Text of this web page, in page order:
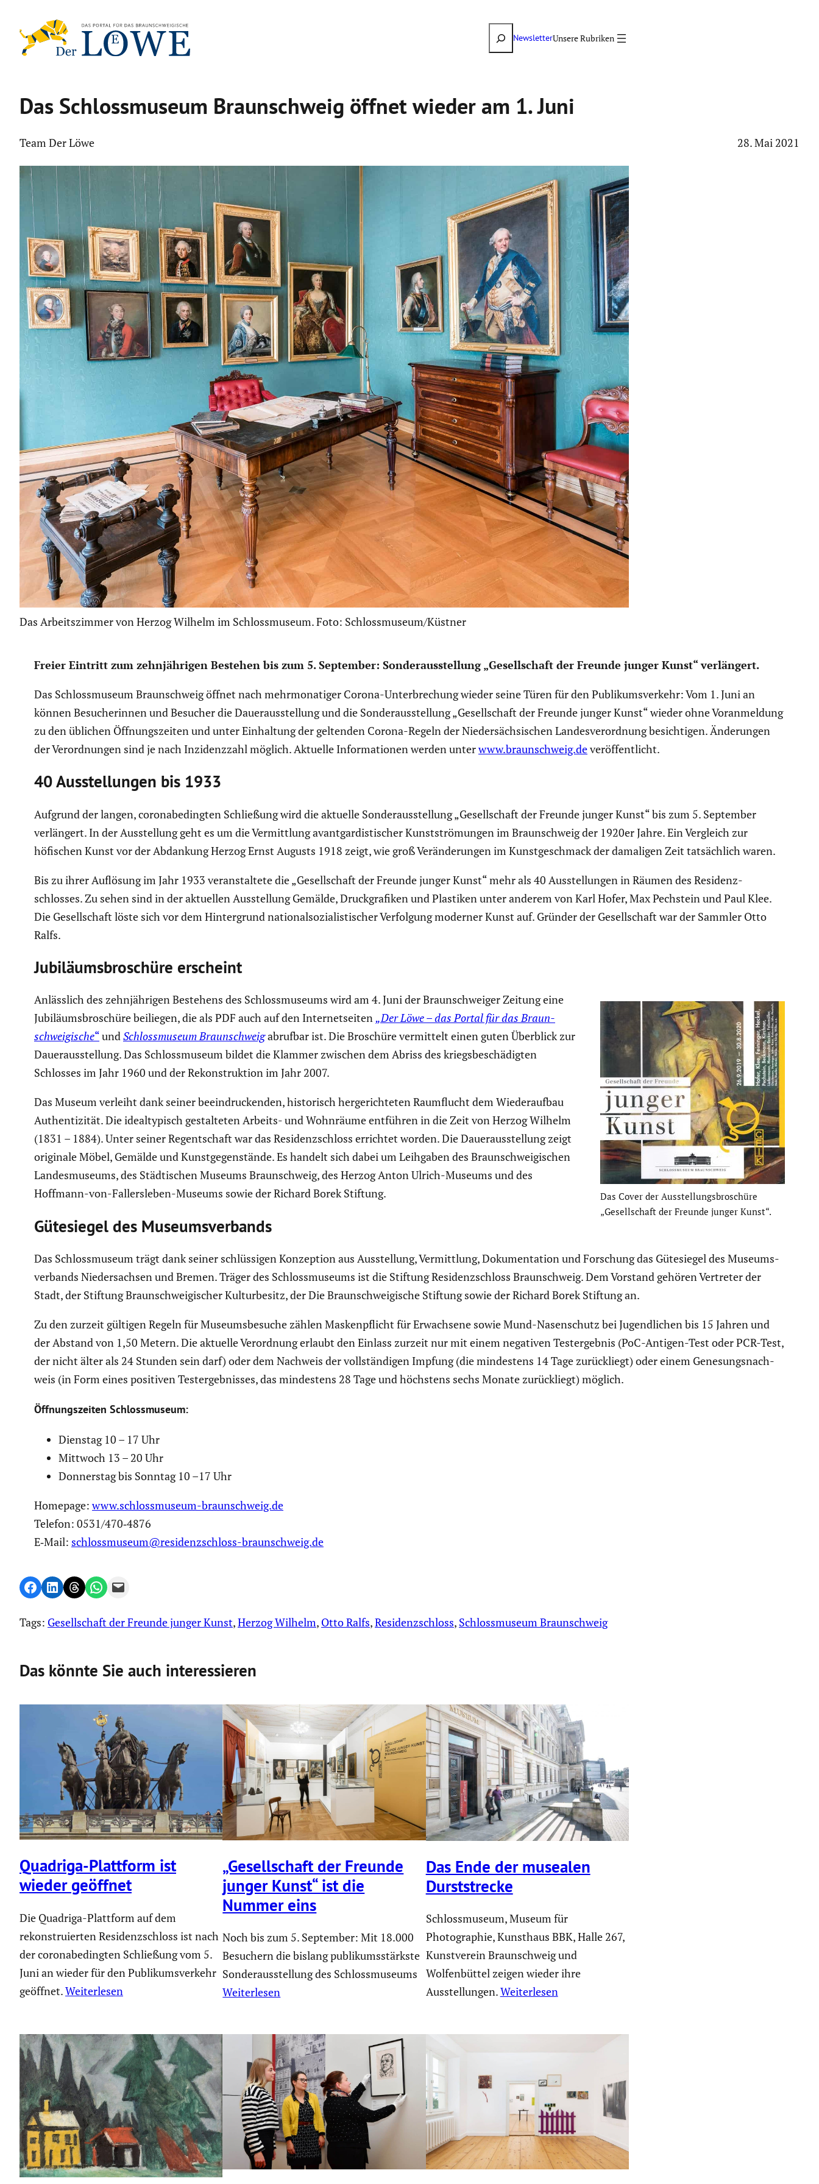
Inhalt
springen
SuchenNewsletter
Das Schloss­mu­seum Braun­schweig öffnet wieder am 1. Juni
Team Der Löwe 28. Mai 2021
Das Arbeitszimmer von Herzog Wilhelm im Schlossmuseum. Foto: Schlossmuseum/Küstner
Freier Eintritt zum zehnjäh­rigen Bestehen bis zum 5. September: Sonder­aus­stel­lung „Gesell­schaft der Freunde junger Kunst“ verlän­gert.
Das Schloss­mu­seum Braun­schweig öffnet nach mehrmo­na­tiger Corona-Unter­bre­chung wieder seine Türen für den Publi­kums­ver­kehr: Vom 1. Juni an
können Besuche­rinnen und Besucher die Dauer­aus­stel­lung und die Sonder­aus­stel­lung „Gesell­schaft der Freunde junger Kunst“ wieder ohne Voranmel­dung
zu den üblichen Öffnungs­zeiten und unter Einhal­tung der geltenden Corona-Regeln der Nieder­säch­si­schen Landes­ver­ord­nung besich­tigen. Änderungen
der Verord­nungen sind je nach Inzidenz­zahl möglich. Aktuelle Infor­ma­tionen werden unterwww.braunschweig.deveröf­fent­licht.
40 Ausstel­lungen bis 1933
Aufgrund der langen, coronabe­dingten Schlie­ßung wird die aktuelle Sonder­aus­stel­lung „Gesell­schaft der Freunde junger Kunst“ bis zum 5. September
verlän­gert. In der Ausstel­lung geht es um die Vermitt­lung avant­gar­dis­ti­scher Kunst­strö­mungen im Braun­schweig der 1920er Jahre. Ein Vergleich zur
höfischen Kunst vor der Abdankung Herzog Ernst Augusts 1918 zeigt, wie groß Verän­de­rungen im Kunst­ge­schmack der damaligen Zeit tatsäch­lich waren.
Bis zu ihrer Auflösung im Jahr 1933 veran­stal­tete die „Gesell­schaft der Freunde junger Kunst“ mehr als 40 Ausstel­lungen in Räumen des Residenz­
schlosses. Zu sehen sind in der aktuellen Ausstel­lung Gemälde, Druck­gra­fiken und Plastiken unter anderem von Karl Hofer, Max Pechstein und Paul Klee.
Die Gesell­schaft löste sich vor dem Hinter­grund natio­nal­so­zia­lis­ti­scher Verfol­gung moderner Kunst auf. Gründer der Gesell­schaft war der Sammler Otto
Ralfs.
Jubilä­ums­bro­schüre erscheint
Das Cover der Ausstel­lungs­bro­schüre
„Gesell­schaft der Freunde junger Kunst“.
Anläss­lich des zehnjäh­rigen Bestehens des Schloss­mu­seums wird am 4. Juni der Braun­schweiger Zeitung eine
Jubilä­ums­bro­schüre beiliegen, die als PDF auch auf den Inter­net­seiten„DerLöwe – das Portal für das Braun­
schwei­gi­sche“undSchloss­mu­seum Braun­schweigabrufbar ist. Die Broschüre vermit­telt einen guten Überblick zur
Dauer­aus­stel­lung. Das Schloss­mu­seum bildet die Klammer zwischen dem Abriss des kriegs­be­schä­digten
Schlosses im Jahr 1960 und der Rekon­struk­tion im Jahr 2007.
Das Museum verleiht dank seiner beein­dru­ckenden, histo­risch herge­rich­teten Raumflucht dem Wieder­aufbau
Authen­ti­zität. Die ideal­ty­pisch gestal­teten Arbeits- und Wohnräume entführen in die Zeit von Herzog Wilhelm
(1831 – 1884). Unter seiner Regent­schaft war das Residenz­schloss errichtet worden. Die Dauer­aus­stel­lung zeigt
originale Möbel, Gemälde und Kunst­ge­gen­stände. Es handelt sich dabei um Leihgaben des Braun­schwei­gi­schen
Landes­mu­seums, des Städti­schen Museums Braun­schweig, des Herzog Anton Ulrich-Museums und des
Hoffmann-von-Fallers­leben-Museums sowie der Richard Borek Stiftung.
Gütesiegel des Museums­ver­bands
Das Schloss­mu­seum trägt dank seiner schlüs­sigen Konzep­tion aus Ausstel­lung, Vermitt­lung, Dokumen­ta­tion und Forschung das Gütesiegel des Museums­
ver­bands Nieder­sachsen und Bremen. Träger des Schloss­mu­seums ist die Stiftung Residenz­schloss Braun­schweig. Dem Vorstand gehören Vertreter der
Stadt, der Stiftung Braun­schwei­gi­scher Kultur­be­sitz, der Die Braun­schwei­gi­sche Stiftung sowie der Richard Borek Stiftung an.
Zu den zurzeit gültigen Regeln für Museums­be­suche zählen Masken­pflicht für Erwach­sene sowie Mund-Nasen­schutz bei Jugend­li­chen bis 15 Jahren und
der Abstand von 1,50 Metern. Die aktuelle Verord­nung erlaubt den Einlass zurzeit nur mit einem negativen Testergebnis (PoC-Antigen-Test oder PCR-Test,
der nicht älter als 24 Stunden sein darf) oder dem Nachweis der vollstän­digen Impfung (die mindes­tens 14 Tage zurück­liegt) oder einem Genesungs­nach­
weis (in Form eines positiven Testergeb­nisses, das mindes­tens 28 Tage und höchstens sechs Monate zurück­liegt) möglich.
Öffnungs­zeiten Schloss­mu­seum:
Dienstag 10 – 17 Uhr
Mittwoch 13 – 20 Uhr
Donnerstag bis Sonntag 10 –17 Uhr
Homepage:www.schlossmuseum-braunschweig.de
Telefon: 0531/470‑4876
E‑Mail: schlossmuseum@residenzschloss-braunschweig.de
Share on Facebook
Share on LinkedIn
Share on Threads
Share on WhatsApp
Email this Page
Tags: Gesellschaft der Freunde junger Kunst, Herzog Wilhelm, Otto Ralfs, Residenzschloss, Schlossmuseum Braunschweig
Das könnte Sie auch interessieren
Quadriga-Plattform ist
wieder geöffnet
Die Quadriga-Plattform auf dem
rekonstruierten Residenzschloss ist nach
der coronabedingten Schließung vom 5.
Juni an wieder für den Publikumsverkehr
geöffnet.Weiterlesen
„Gesell­schaft der Freunde
junger Kunst“ ist die
Nummer eins
Noch bis zum 5. September: Mit 18.000
Besuchern die bislang publikumsstärkste
Sonderausstellung des Schlossmuseums
Weiterlesen
Das Ende der musealen
Durst­strecke
Schlossmuseum, Museum für
Photographie, Kunsthaus BBK, Halle 267,
Kunstverein Braunschweig und
Wolfenbüttel zeigen wieder ihre
Ausstellungen.Weiterlesen